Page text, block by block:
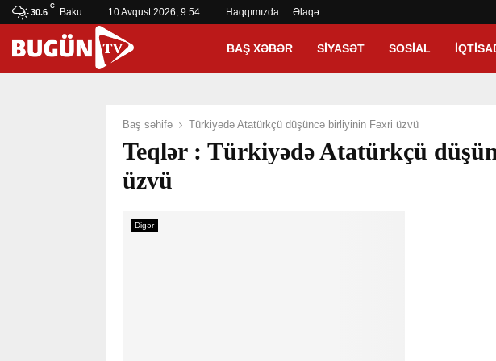
30.6
C
Baku 10 Avqust 2026, 9:54 Haqqımızda Əlaqə
BAŞ XƏBƏR SIYASƏT SOSIAL
Baş səhifə Türkiyədə Atatürkçü düşüncə birliyinin Fəxri üzvü
Teqlər : Türkiyədə Atatürkçü
üzvü
Digər